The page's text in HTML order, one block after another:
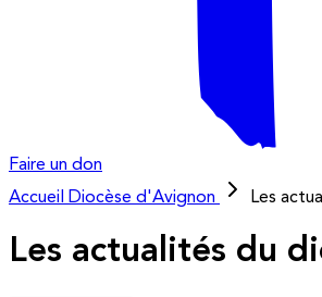
Faire un don
Accueil
Diocèse d'Avignon Les
Les actualités du